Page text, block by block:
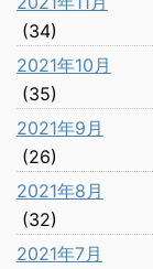
(34)
2021年10月
(35)
2021年9月
(26)
2021年8月
(32)
2021年7月